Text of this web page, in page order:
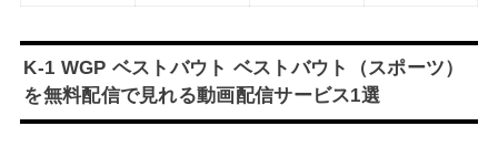
K-1 WGP ベストバウト ベストバウト（スポーツ）
を無料配信で見れる動画配信サービス1選